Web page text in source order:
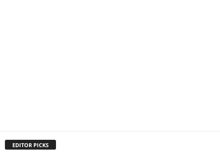
EDITOR PICKS